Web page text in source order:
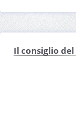
Il consiglio